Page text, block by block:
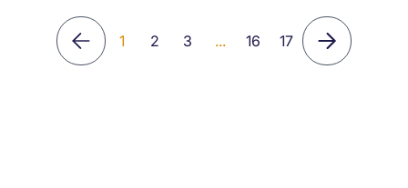
1 2 3 ... 16 17